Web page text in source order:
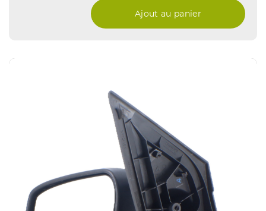
Ajout au panier